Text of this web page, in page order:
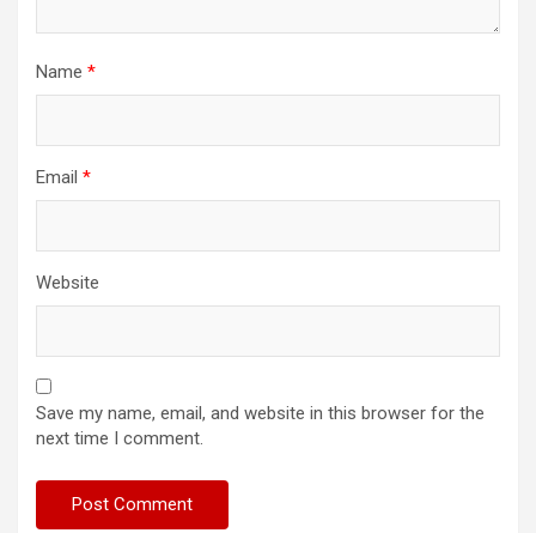
Name *
Email *
Website
Save my name, email, and website in this browser for the
next time I comment.